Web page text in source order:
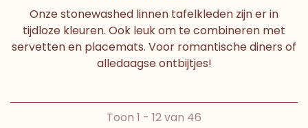
Onze stonewashed linnen tafelkleden zijn er in
tijdloze kleuren. Ook leuk om te combineren met
servetten en placemats. Voor romantische diners of
alledaagse ontbijtjes!
Toon 1 - 12 van 46